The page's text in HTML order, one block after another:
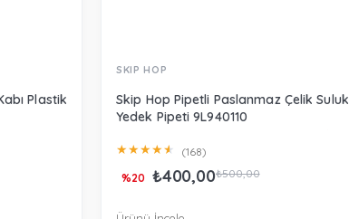
Plastik
SKIP HOP
Skip Hop Pipetli Paslanmaz Çelik Suluk
Yedek Pipeti 9L940110
★★★★★ (168)
₺400,00₺500,00
%20